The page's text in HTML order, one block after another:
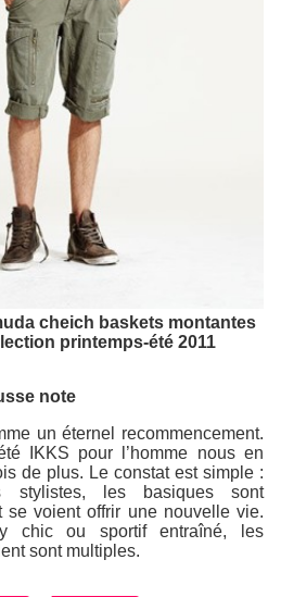
cheich baskets montantes
printemps-été 2011
note
un éternel recommencement.
IKKS pour l’homme nous en
de plus. Le constat est simple :
les basiques sont
voient offrir une nouvelle vie.
chic ou sportif entraîné, les
sont multiples.